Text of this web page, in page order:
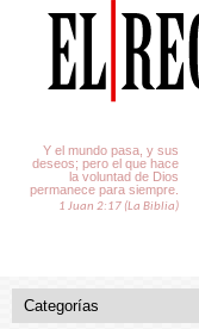
Y el mundo pasa, y sus
deseos; pero el que hace
la voluntad de Dios
permanece para siempre.
1 Juan 2:17 (La Biblia)